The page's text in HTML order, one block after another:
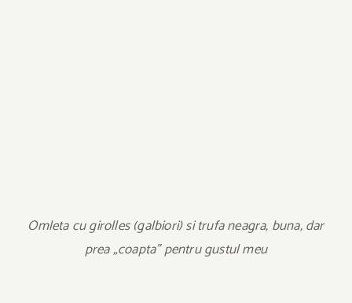
Omleta cu girolles (galbiori) si trufa neagra, buna, dar
prea „coapta” pentru gustul meu